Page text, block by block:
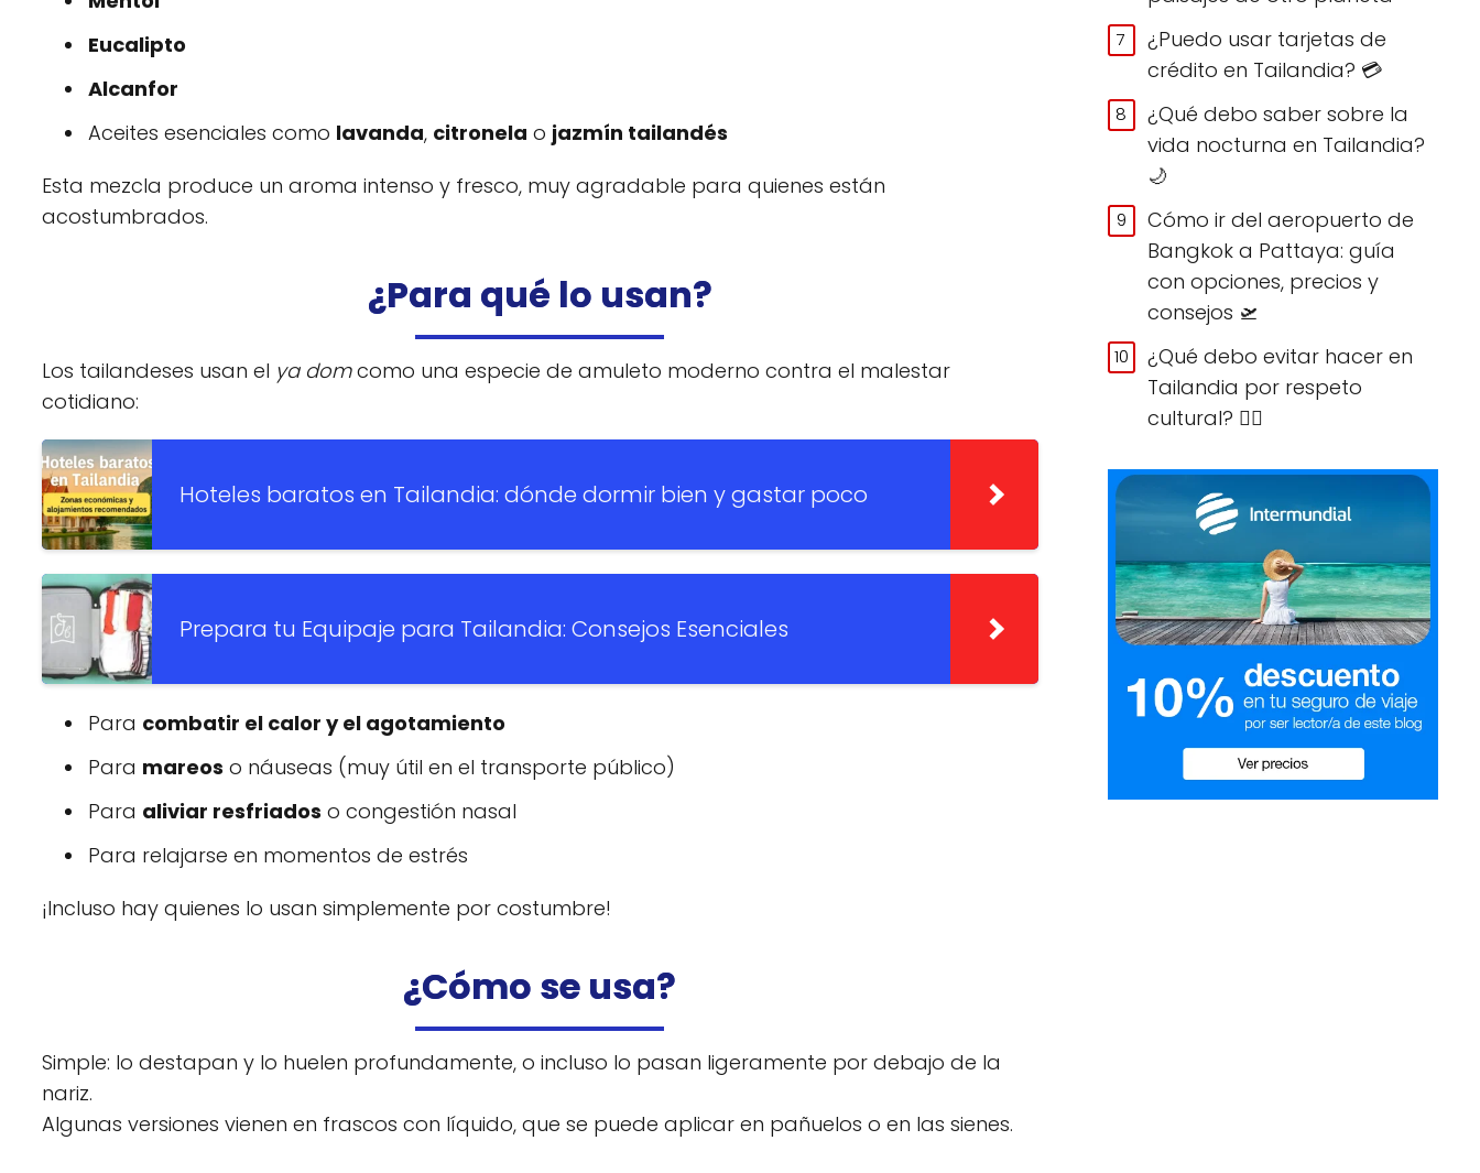
Eucalipto
Alcanfor
Aceites esenciales como lavanda, citronela o jazmín tailandés
Esta mezcla produce un aroma intenso y fresco, muy agradable para quienes están
acostumbrados.
¿Para qué lo usan?
Los tailandeses usan el ya domcomo una especie de amuleto moderno contra el malestar
cotidiano:
Hoteles baratos en Tailandia: dónde dormir bien y gastar poco
Prepara tu Equipaje para Tailandia: Consejos Esenciales
Para combatir el calor y el agotamiento
Para mareos o náuseas (muy útil en el transporte público)
Para aliviar resfriados o congestión nasal
Para relajarse en momentos de estrés
¡Incluso hay quienes lo usan simplemente por costumbre!
¿Cómo se usa?
Simple: lo destapan y lo huelen profundamente, o incluso lo pasan ligeramente por debajo de la
nariz.
Algunas versiones vienen en frascos con líquido, que se puede aplicar en pañuelos o en las sienes.
¿Puedo usar tarjetas de
crédito en Tailandia? 💳
¿Qué debo saber sobre la
vida nocturna en Tailandia?
🌙
Cómo ir del aeropuerto de
Bangkok a Pattaya: guía
con opciones, precios y
consejos 🛫
¿Qué debo evitar hacer en
Tailandia por respeto
cultural? 🙅‍♀️